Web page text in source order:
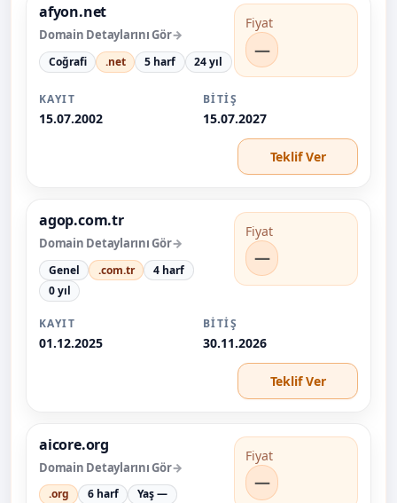
afyon.net
Domain Detaylarını Gör
Coğrafi .net 5 harf 24 yıl
Fiyat
—
KAYIT
15.07.2002
BITIŞ
15.07.2027
Teklif Ver
agop.com.tr
Domain Detaylarını Gör
Genel .com.tr
4 harf
0 yıl
Fiyat
—
KAYIT
01.12.2025
BITIŞ
30.11.2026
Teklif Ver
aicore.org
Domain Detaylarını Gör
.org 6 harf Yaş —
Fiyat
—